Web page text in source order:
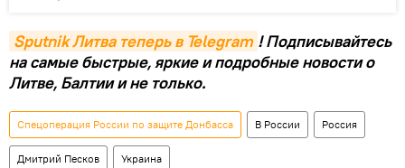
Sputnik Литва теперь в Telegram ! Подписывайтесь
на самые быстрые, яркие и подробные новости о
Литве, Балтии и не только.
Спецоперация России по защите Донбасса В России Россия
Дмитрий Песков Украина